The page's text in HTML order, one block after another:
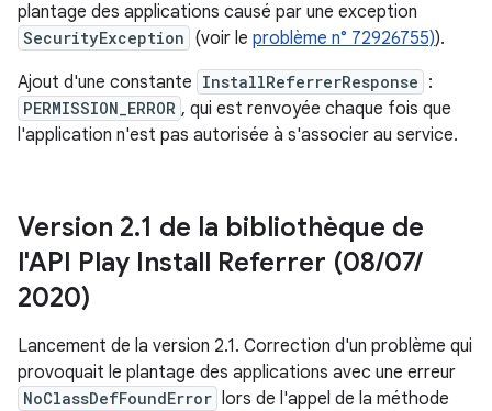
plantage des applications causé par une exception
SecurityException (voir le problème n° 72926755)).
Ajout d'une constante InstallReferrerResponse :
PERMISSION_ERROR , qui est renvoyée chaque fois que
l'application n'est pas autorisée à s'associer au service.
Version 2.1 de la bibliothèque de
l'API Play Install Referrer (08/07/
2020)
Lancement de la version 2.1. Correction d'un problème qui
provoquait le plantage des applications avec une erreur
NoClassDefFoundError lors de l'appel de la méthode